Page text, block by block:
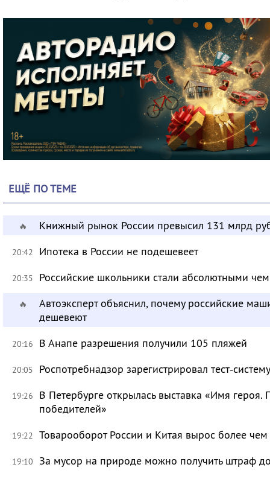
ЕЩЁ ПО ТЕМЕ
🔥 Книжный рынок России превысил 131 млрд
20:42 Ипотека в России не подешевеет
20:35 Российские школьники стали абсолютными
🔥
Автоэксперт объяснил, почему российские
дешевеют
20:16 В Анапе разрешения получили 105 пляжей
20:05 Роспотребнадзор зарегистрировал
19:26
В Петербурге открылась выставка «Имя героя.
победителей»
19:22 Товарооборот России и Китая вырос более чем
19:10 За мусор на природе можно получить штраф